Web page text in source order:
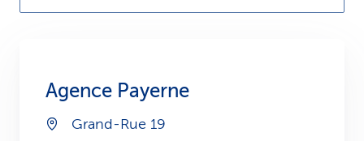
e
L
Agence Payerne
Grand-Rue 19